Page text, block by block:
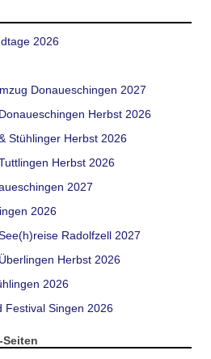
2026
Donaueschingen 2027
Herbst 2026
Stühlinger Herbst 2026
Herbst 2026
2027
2026
Radolfzell 2027
Herbst 2026
2026
Festival Singen 2026